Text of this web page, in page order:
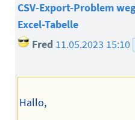
CSV-Export-Problem
Excel-Tabelle
Fred 11.05.2023 15:10
Hallo,